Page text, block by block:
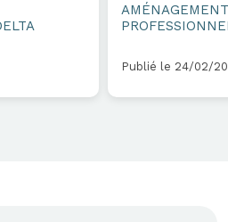
AMÉNAGEMENT
Publié le 24/02/